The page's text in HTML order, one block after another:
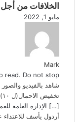
الخلافات من
مايو 1, 2022
Mark
Do not stop....
شاهد بالفيديو والصور
تخفيض الاحمال(ل ١٠)ساعات في اليوم .... - صحيفة الفجر
[…] الإدارة العامة
أردول يأسف للاعتداء